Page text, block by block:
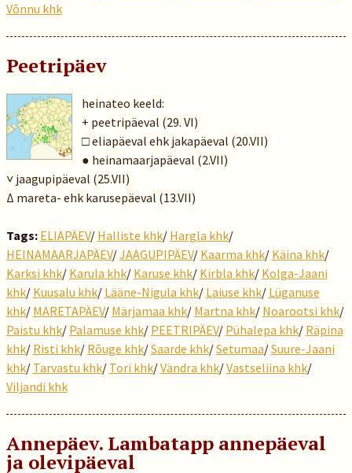
Võnnu khk
Peetripäev
heinateo keeld:
+ peetripäeval (29. VI)
□ eliapäeval ehk jakapäeval (20.VII)
● heinamaarjapäeval (2.VII)
˅ jaagupipäeval (25.VII)
Δ mareta- ehk karusepäeval (13.VII)
Tags: ELIAPÄEV/ Halliste khk/ Hargla khk/
HEINAMAARJAPÄEV/JAAGUPIPÄEV/ Kaarma khk/ Käina khk/
Karksi khk/ Karula khk/ Karuse khk/ Kirbla khk/ Kolga-Jaani
khk/ Kuusalu khk/ Lääne-Nigula khk/ Laiuse khk/ Lüganuse
khk/ MARETAPÄEV/ Märjamaa khk/ Martna khk/ Noarootsi khk/
Paistu khk/ Palamuse khk/ PEETRIPÄEV/ Pühalepa khk/ Räpina
khk/ Risti khk/ Rõuge khk/Saarde khk/Setumaa/Suure-Jaani
khk/ Tarvastu khk/ Tori khk/Vändra khk/Vastseliina khk/
Viljandi khk
Annepäev. Lambatapp annepäeval
ja olevipäeval